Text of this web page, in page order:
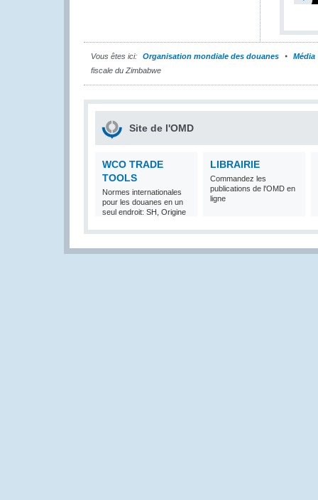
Vous êtes ici: Organisation mondiale des douanes
Média
fiscale du Zimbabwe
Site de l'OMD
WCO TRADE
TOOLS
Normes internationales
pour les douanes en un
seul endroit: SH, Origine
LIBRAIRIE
Commandez les
publications de l'OMD en
ligne